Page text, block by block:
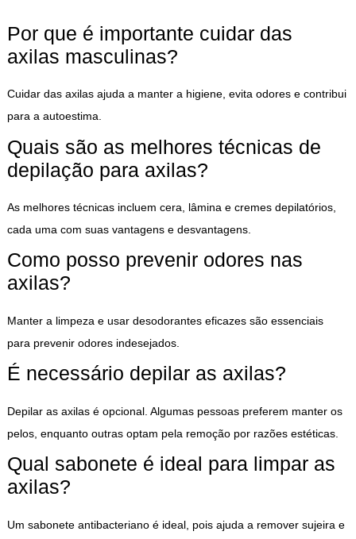
Por que é importante cuidar das
axilas masculinas?
Cuidar das axilas ajuda a manter a higiene, evita odores e contribui
para a autoestima.
Quais são as melhores técnicas de
depilação para axilas?
As melhores técnicas incluem cera, lâmina e cremes depilatórios,
cada uma com suas vantagens e desvantagens.
Como posso prevenir odores nas
axilas?
Manter a limpeza e usar desodorantes eficazes são essenciais
para prevenir odores indesejados.
É necessário depilar as axilas?
Depilar as axilas é opcional. Algumas pessoas preferem manter os
pelos, enquanto outras optam pela remoção por razões estéticas.
Qual sabonete é ideal para limpar as
axilas?
Um sabonete antibacteriano é ideal, pois ajuda a remover sujeira e